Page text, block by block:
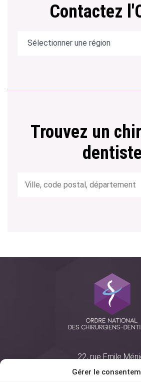
Gérer le
Contactez
Trouvez un
dentiste
22, rue Emile
75761 Paris